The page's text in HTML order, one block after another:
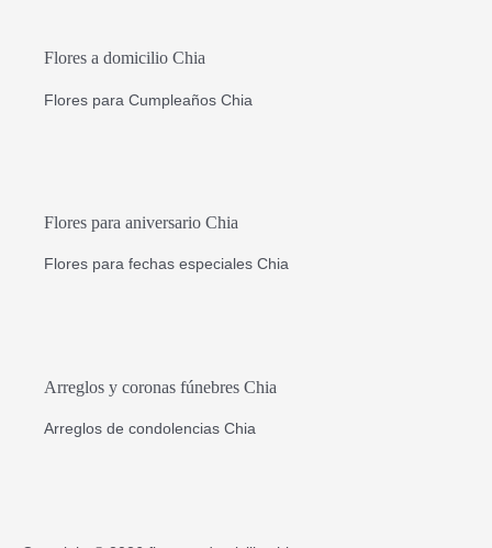
Flores a domicilio Chia
Flores para Cumpleaños Chia
Flores para aniversario Chia
Flores para fechas especiales Chia
Arreglos y coronas fúnebres Chia
Arreglos de condolencias Chia